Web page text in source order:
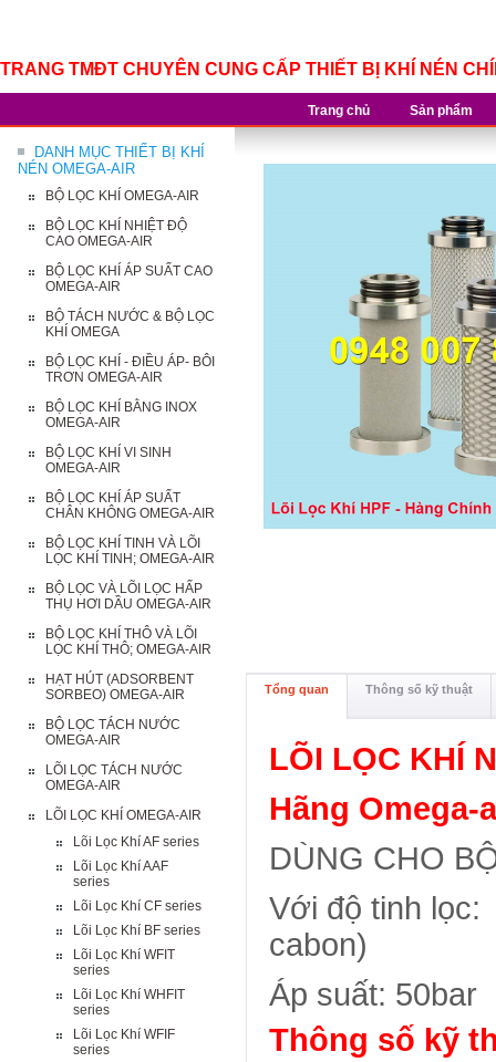
TRANG TMĐT CHUYÊN CUNG CẤP THIẾT BỊ KHÍ NÉN
Trang chủ Sản phẩm
DANH MỤC THIẾT BỊ KHÍ
NÉN OMEGA-AIR
BỘ LỌC KHÍ OMEGA-AIR
BỘ LỌC KHÍ NHIỆT ĐỘ
CAO OMEGA-AIR
BỘ LỌC KHÍ ÁP SUẤT CAO
OMEGA-AIR
BỘ TÁCH NƯỚC & BỘ LỌC
KHÍ OMEGA
BỘ LỌC KHÍ - ĐIỀU ÁP- BÔI
TRƠN OMEGA-AIR
BỘ LỌC KHÍ BẰNG INOX
OMEGA-AIR
BỘ LỌC KHÍ VI SINH
OMEGA-AIR
BỘ LỌC KHÍ ÁP SUẤT
CHÂN KHÔNG OMEGA-AIR
BỘ LỌC KHÍ TINH VÀ LÕI
LỌC KHÍ TINH; OMEGA-AIR
BỘ LỌC VÀ LÕI LỌC HẤP
THỤ HƠI DẦU OMEGA-AIR
BỘ LỌC KHÍ THÔ VÀ LÕI
LỌC KHÍ THÔ; OMEGA-AIR
HẠT HÚT (ADSORBENT
SORBEO) OMEGA-AIR
BỘ LỌC TÁCH NƯỚC
OMEGA-AIR
LÕI LỌC TÁCH NƯỚC
OMEGA-AIR
LÕI LỌC KHÍ OMEGA-AIR
Lõi Lọc Khí AF series
Lõi Lọc Khí AAF
series
Lõi Lọc Khí CF series
Lõi Lọc Khí BF series
Lõi Lọc Khí WFIT
series
Lõi Lọc Khí WHFIT
series
Lõi Lọc Khí WFIF
series
Tổng quan Thông số kỹ thuật
LÕI LỌC KHÍ
Hãng Omega-
DÙNG CHO
Với độ tinh lọc:
cabon)
Áp suất: 50bar
Thông số kỹ